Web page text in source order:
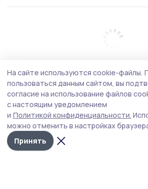
На сайте используются cookie-файлы.
пользоваться данным сайтом, вы
согласие на использование файлов
с настоящим уведомлением
и Политикой конфиденциальности.
можно отменить в настройках
Принять